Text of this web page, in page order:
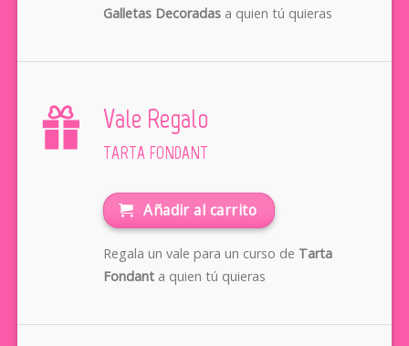
Galletas Decoradasa quien tú quieras
Vale Regalo
TARTA FONDANT
Añadir al carrito
Regala un vale para un curso de Tarta
Fondanta quien tú quieras